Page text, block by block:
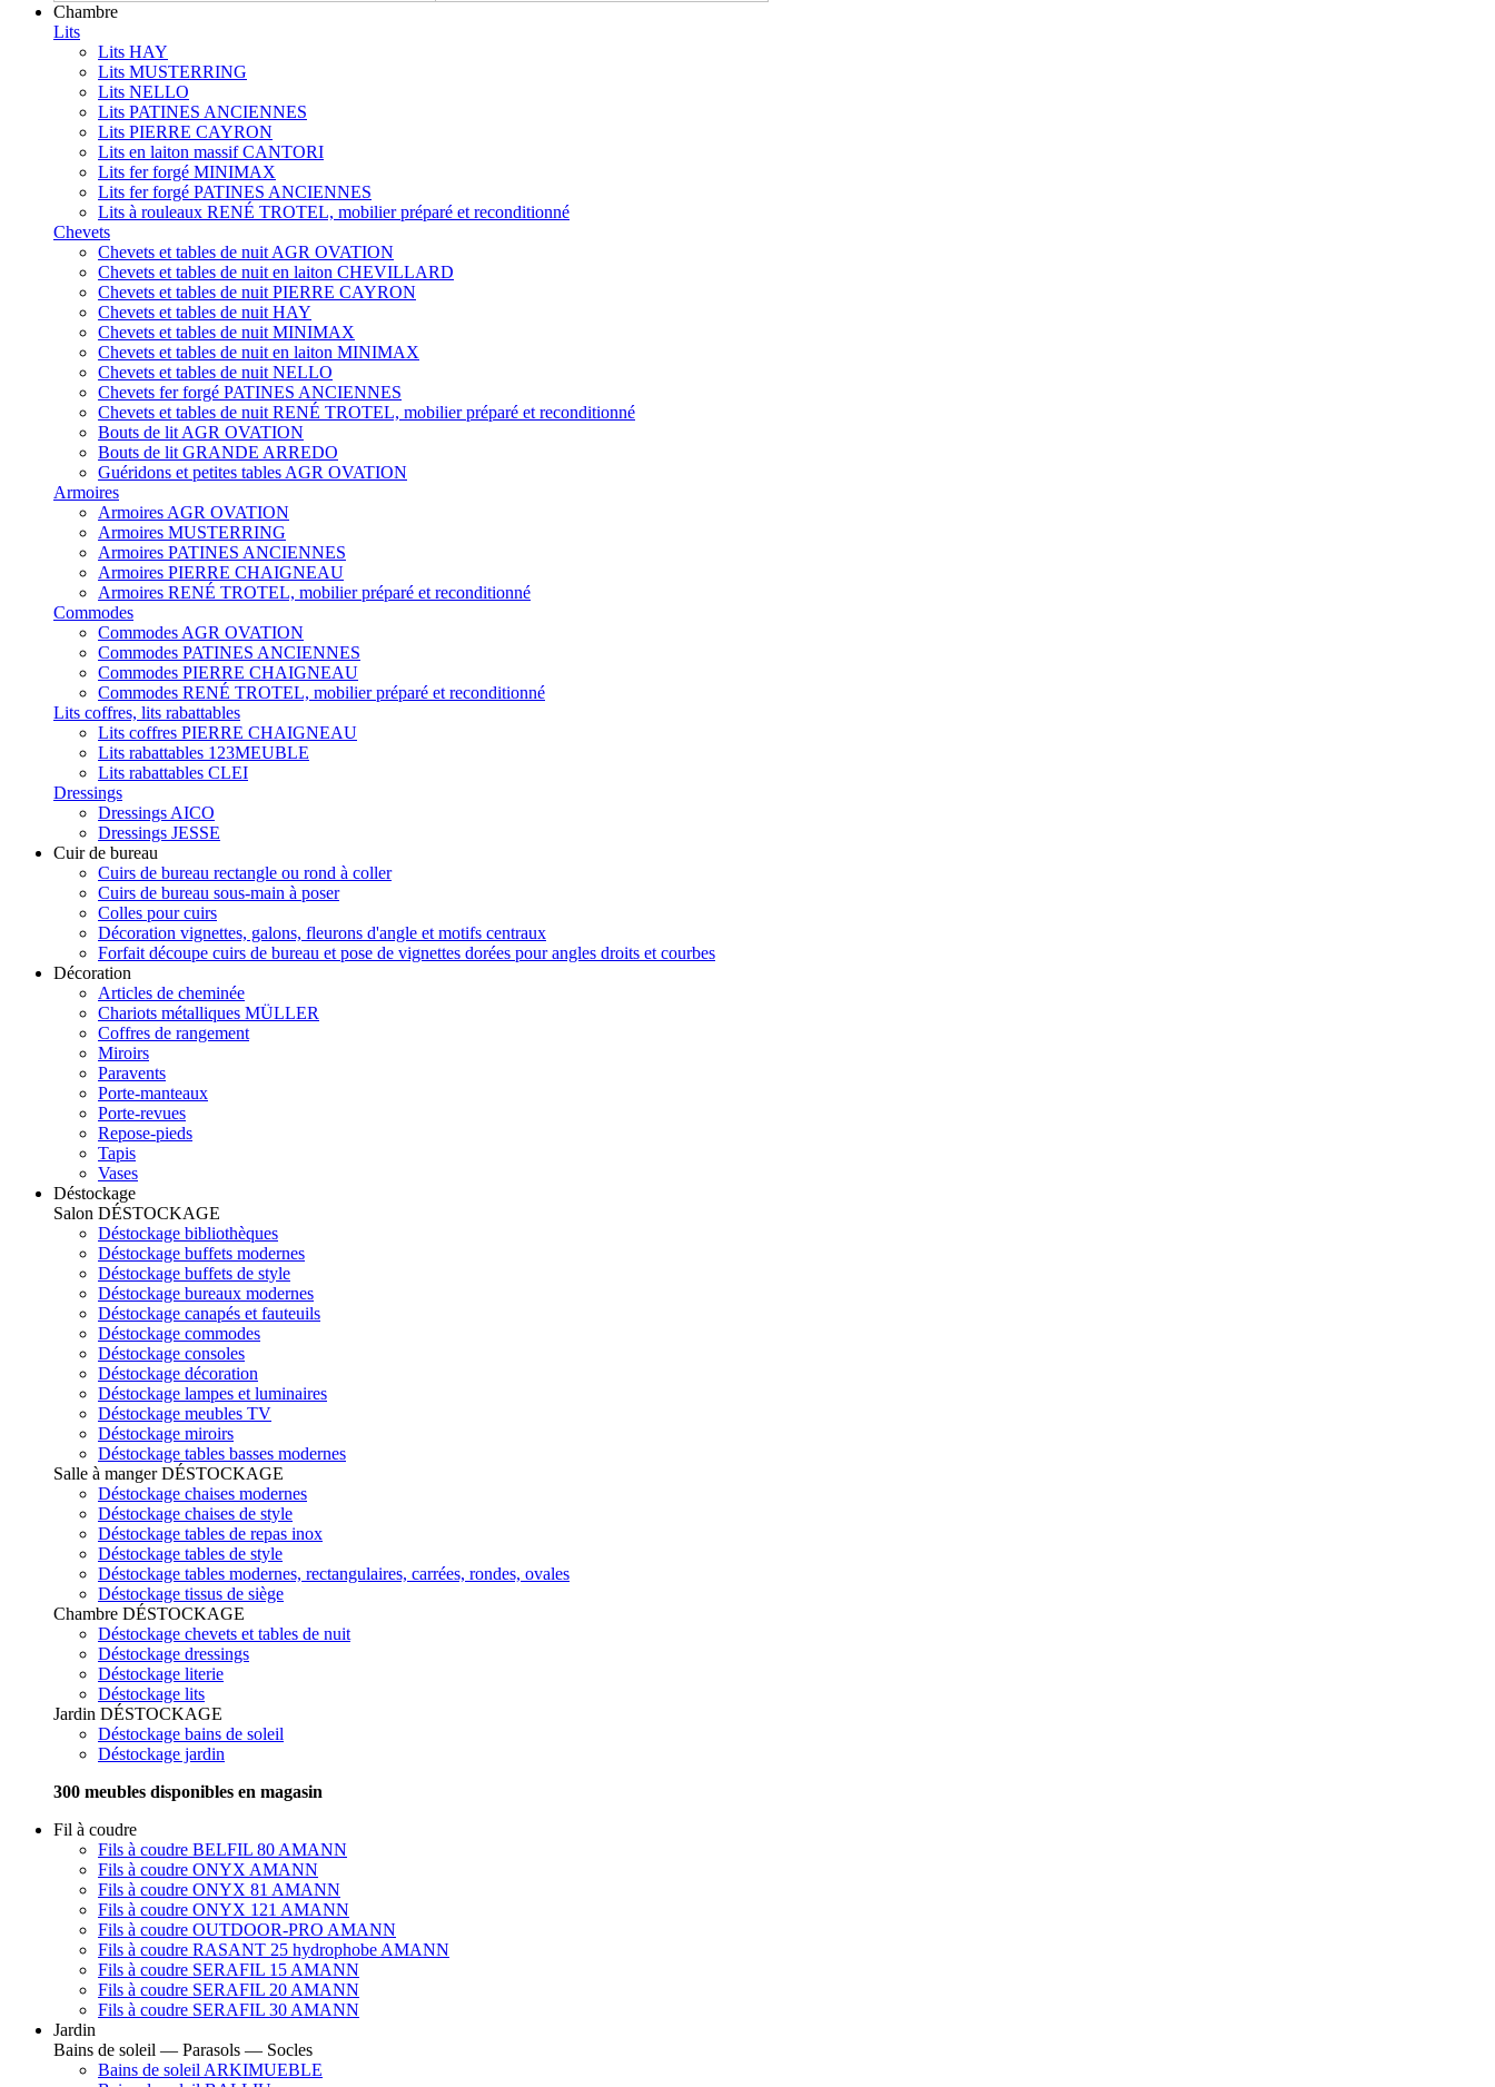
Chambre
Lits
Lits HAY
Lits MUSTERRING
Lits NELLO
Lits PATINES ANCIENNES
Lits PIERRE CAYRON
Lits en laiton massif CANTORI
Lits fer forgé MINIMAX
Lits fer forgé PATINES ANCIENNES
Lits à rouleaux RENÉ TROTEL, mobilier préparé et reconditionné
Chevets
Chevets et tables de nuit AGR OVATION
Chevets et tables de nuit en laiton CHEVILLARD
Chevets et tables de nuit PIERRE CAYRON
Chevets et tables de nuit HAY
Chevets et tables de nuit MINIMAX
Chevets et tables de nuit en laiton MINIMAX
Chevets et tables de nuit NELLO
Chevets fer forgé PATINES ANCIENNES
Chevets et tables de nuit RENÉ TROTEL, mobilier préparé et reconditionné
Bouts de lit AGR OVATION
Bouts de lit GRANDE ARREDO
Guéridons et petites tables AGR OVATION
Armoires
Armoires AGR OVATION
Armoires MUSTERRING
Armoires PATINES ANCIENNES
Armoires PIERRE CHAIGNEAU
Armoires RENÉ TROTEL, mobilier préparé et reconditionné
Commodes
Commodes AGR OVATION
Commodes PATINES ANCIENNES
Commodes PIERRE CHAIGNEAU
Commodes RENÉ TROTEL, mobilier préparé et reconditionné
Lits coffres, lits rabattables
Lits coffres PIERRE CHAIGNEAU
Lits rabattables 123MEUBLE
Lits rabattables CLEI
Dressings
Dressings AICO
Dressings JESSE
Cuir de bureau
Cuirs de bureau rectangle ou rond à coller
Cuirs de bureau sous-main à poser
Colles pour cuirs
Décoration vignettes, galons, fleurons d'angle et motifs centraux
Forfait découpe cuirs de bureau et pose de vignettes dorées pour angles droits et courbes
Décoration
Articles de cheminée
Chariots métalliques MÜLLER
Coffres de rangement
Miroirs
Paravents
Porte-manteaux
Porte-revues
Repose-pieds
Tapis
Vases
Déstockage
Salon DÉSTOCKAGE
Déstockage bibliothèques
Déstockage buffets modernes
Déstockage buffets de style
Déstockage bureaux modernes
Déstockage canapés et fauteuils
Déstockage commodes
Déstockage consoles
Déstockage décoration
Déstockage lampes et luminaires
Déstockage meubles TV
Déstockage miroirs
Déstockage tables basses modernes
Salle à mangerDÉSTOCKAGE
Déstockage chaises modernes
Déstockage chaises de style
Déstockage tables de repas inox
Déstockage tables de style
Déstockage tables modernes, rectangulaires, carrées, rondes, ovales
Déstockage tissus de siège
Chambre DÉSTOCKAGE
Déstockage chevets et tables de nuit
Déstockage dressings
Déstockage literie
Déstockage lits
Jardin DÉSTOCKAGE
Déstockage bains de soleil
Déstockage jardin
300 meubles disponibles en magasin
Fil à coudre
Fils à coudre BELFIL 80 AMANN
Fils à coudre ONYX AMANN
Fils à coudre ONYX 81 AMANN
Fils à coudre ONYX 121 AMANN
Fils à coudre OUTDOOR-PRO AMANN
Fils à coudre RASANT 25 hydrophobe AMANN
Fils à coudre SERAFIL 15 AMANN
Fils à coudre SERAFIL 20 AMANN
Fils à coudre SERAFIL 30 AMANN
Jardin
Bains de soleil — Parasols — Socles
Bains de soleil ARKIMUEBLE